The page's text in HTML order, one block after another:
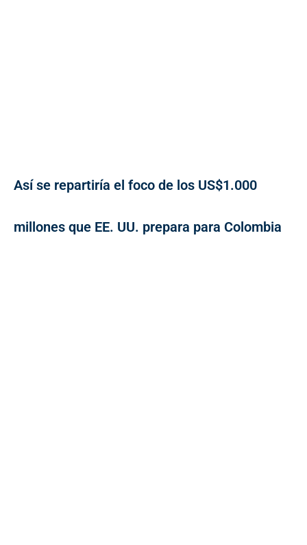
Así se repartiría el foco de los US$1.000
millones que EE. UU. prepara para Colombia